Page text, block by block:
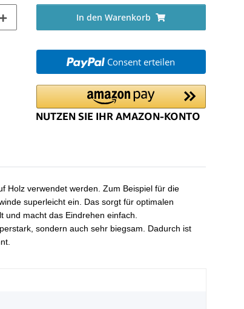
In den Warenkorb
Consent erteilen
Holz verwendet werden. Zum Beispiel für die
superleicht ein. Das sorgt für optimalen
macht das Eindrehen einfach.
sondern auch sehr biegsam. Dadurch ist